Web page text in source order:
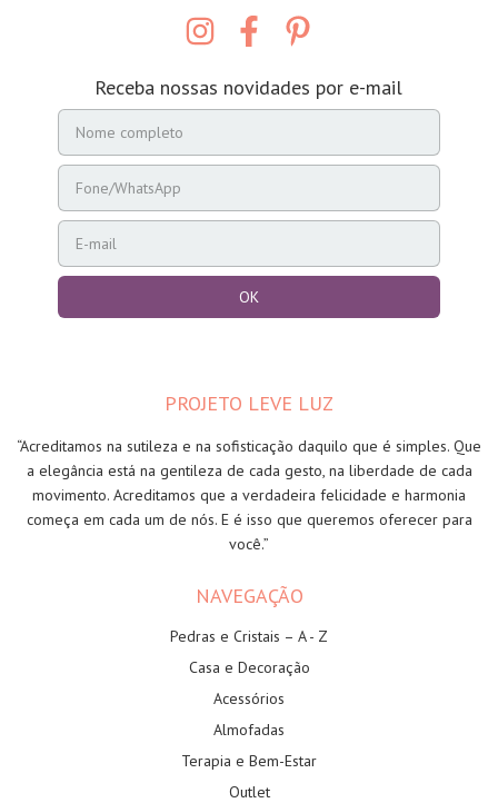
Receba nossas novidades por e-mail
PROJETO LEVE LUZ
“Acreditamos na sutileza e na sofisticação daquilo que é simples. Que
a elegância está na gentileza de cada gesto, na liberdade de cada
movimento. Acreditamos que a verdadeira felicidade e harmonia
começa em cada um de nós. E é isso que queremos oferecer para
você.”
NAVEGAÇÃO
Pedras e Cristais – A - Z
Casa e Decoração
Acessórios
Almofadas
Terapia e Bem-Estar
Outlet